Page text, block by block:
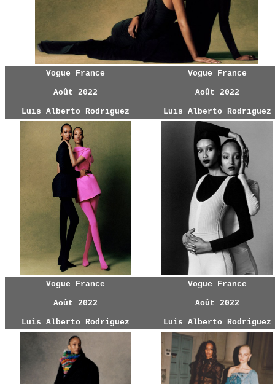
Vogue France
Août 2022
Luis Alberto Rodriguez
Vogue France
Août 2022
Luis Alberto Rodriguez
Vogue France
Août 2022
Luis Alberto Rodriguez
Vogue France
Août 2022
Luis Alberto Rodriguez